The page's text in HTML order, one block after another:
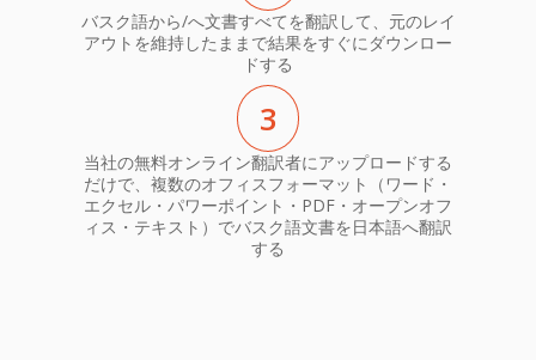
バスク語から/へ文書すべてを翻訳して、元のレイ
アウトを維持したままで結果をすぐにダウンロー
ドする
3
当社の無料オンライン翻訳者にアップロードする
だけで、複数のオフィスフォーマット（ワード・
エクセル・パワーポイント・PDF・オープンオフ
ィス・テキスト）でバスク語文書を日本語へ翻訳
する